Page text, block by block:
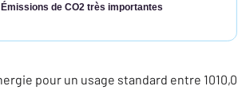
Émissions de CO2 très importantes
pour un usage standard entre